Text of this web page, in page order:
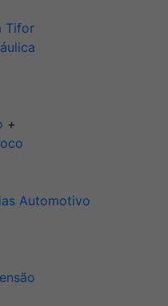
Tifor
+
Automotivo